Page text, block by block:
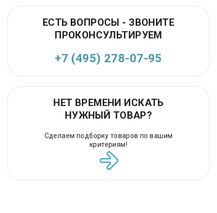
ЕСТЬ ВОПРОСЫ - ЗВОНИТЕ
ПРОКОНСУЛЬТИРУЕМ
+7 (495) 278-07-95
НЕТ ВРЕМЕНИ ИСКАТЬ
НУЖНЫЙ ТОВАР?
Сделаем подборку товаров по вашим
критериям!